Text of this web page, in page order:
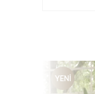
YENI